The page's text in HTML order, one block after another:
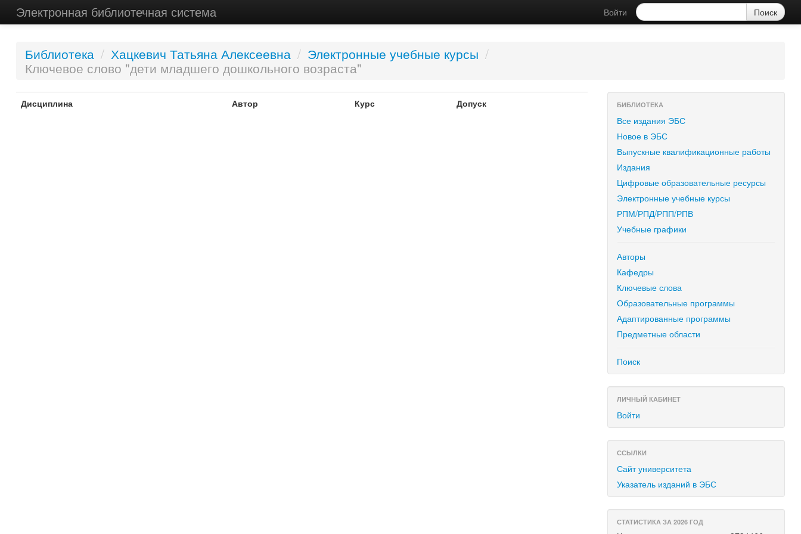
Электронная библиотечная система Войти
Библиотека / Хацкевич Татьяна Алексеевна / Электронные учебные курсы /
Ключевое слово "дети младшего дошкольного возраста"
Дисциплина Автор Курс Допуск БИБЛИОТЕКА
Все издания ЭБС
Новое в ЭБС
Выпускные квалификационные работы
Издания
Цифровые образовательные ресурсы
Электронные учебные курсы
РПМ/РПД/РПП/РПВ
Учебные графики
Авторы
Кафедры
Ключевые слова
Образовательные программы
Адаптированные программы
Предметные области
Поиск
ЛИЧНЫЙ КАБИНЕТ
Войти
ССЫЛКИ
Сайт университета
Указатель изданий в ЭБС
СТАТИСТИКА ЗА 2026 ГОД